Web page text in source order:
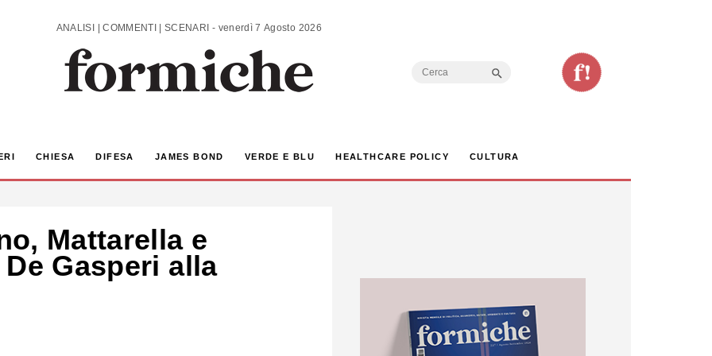
ANALISI | COMMENTI | SCENARI - venerdì 7 Agosto 2026
Search
CHIESA DIFESA JAMES BOND VERDE E BLU HEALTHCARE POLICY CULTURA
Mattarella e
Gasperi alla